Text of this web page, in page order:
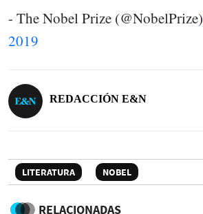
- The Nobel Prize (@NobelPrize)
2019
REDACCIÓN E&N
LITERATURA NOBEL
RELACIONADAS